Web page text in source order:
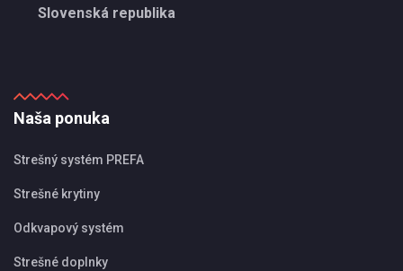
Slovenská republika
Naša ponuka
Strešný systém PREFA
Strešné krytiny
Odkvapový systém
Strešné doplnky